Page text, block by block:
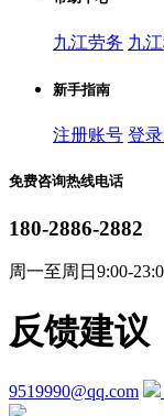
九江劳务 九
新手指南
注册账号 登
免费咨询热线电话
180-2886-2882
周一至周日9:00-
反馈建议
9519990@qq.com